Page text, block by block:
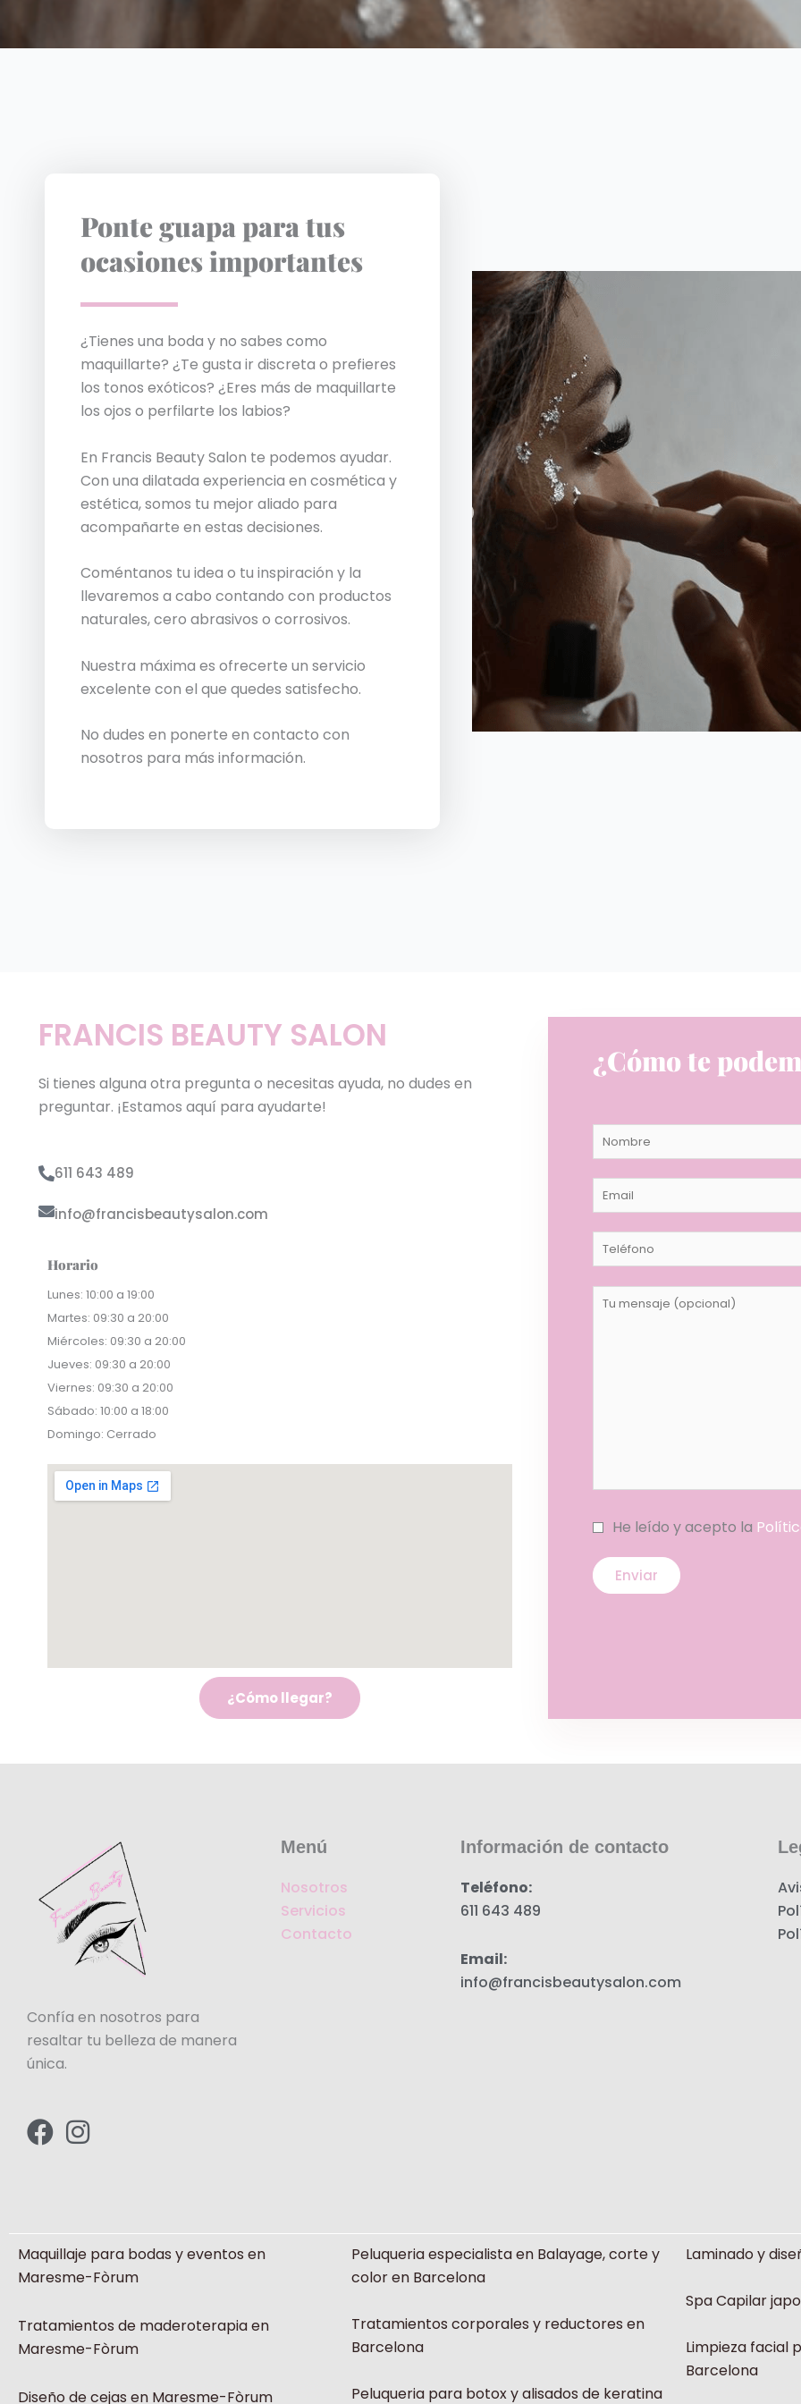
Ponte guapa para tus
ocasiones importantes
¿Tienes una boda y no sabes como
maquillarte? ¿Te gusta ir discreta o prefieres
los tonos exóticos? ¿Eres más de maquillarte
los ojos o perfilarte los labios?
En Francis Beauty Salon te podemos ayudar.
Con una dilatada experiencia en cosmética y
estética, somos tu mejor aliado para
acompañarte en estas decisiones.
Coméntanos tu idea o tu inspiración y la
llevaremos a cabo contando con productos
naturales, cero abrasivos o corrosivos.
Nuestra máxima es ofrecerte un servicio
excelente con el que quedes satisfecho.
No dudes en ponerte en contacto con
nosotros para más información.
FRANCIS BEAUTY SALON
Si tienes alguna otra pregunta o necesitas ayuda, no dudes en
preguntar. ¡Estamos aquí para ayudarte!
611 643 489
info@francisbeautysalon.com
Horario
Lunes: 10:00 a 19:00
Martes: 09:30 a 20:00
Miércoles: 09:30 a 20:00
Jueves: 09:30 a 20:00
Viernes: 09:30 a 20:00
Sábado: 10:00 a 18:00
Domingo: Cerrado
¿Cómo llegar?
¿Cómo te
He leído y acepto la
Confía en nosotros para
resaltar tu belleza de manera
única.
F
a
b
o
o
k
I
a
g
r
a
m
Menú
Nosotros
Servicios
Contacto
Información de contacto
Teléfono:
611 643 489
Email:
info@francisbeautysalon.com
Maquillaje para bodas y eventos en
Maresme-Fòrum
Tratamientos de maderoterapia en
Maresme-Fòrum
Diseño de cejas en Maresme-Fòrum
Peluqueria especialista en Balayage, corte y
color en Barcelona
Tratamientos corporales y reductores en
Barcelona
Peluqueria para botox y alisados de keratina
Laminado y
Spa Capilar
Limpieza facial
Barcelona